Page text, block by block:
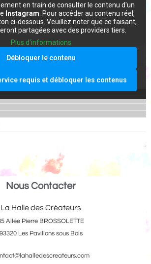
en train de consulter le contenu d'un
Instagram . Pour accéder au contenu réel,
ci-dessous. Veuillez noter que ce faisant,
partagées avec des providers tiers.
Plus d'informations
Débloquer le contenu
requis et débloquer les contenus
Nous Contacter
La Halle des Créateurs
Allée Pierre BROSSOLETTE
93320 Les Pavillons sous Bois